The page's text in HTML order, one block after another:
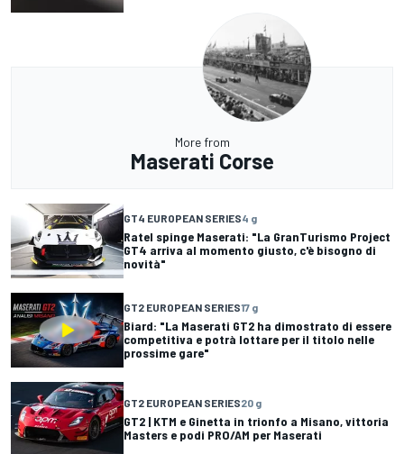
More from
Maserati Corse
GT4 EUROPEAN SERIES4 g
Ratel spinge Maserati: "La GranTurismo Project
GT4 arriva al momento giusto, c'è bisogno di
novità"
GT2 EUROPEAN SERIES17 g
Biard: "La Maserati GT2 ha dimostrato di essere
competitiva e potrà lottare per il titolo nelle
prossime gare"
GT2 EUROPEAN SERIES20 g
GT2 | KTM e Ginetta in trionfo a Misano, vittoria
Masters e podi PRO/AM per Maserati